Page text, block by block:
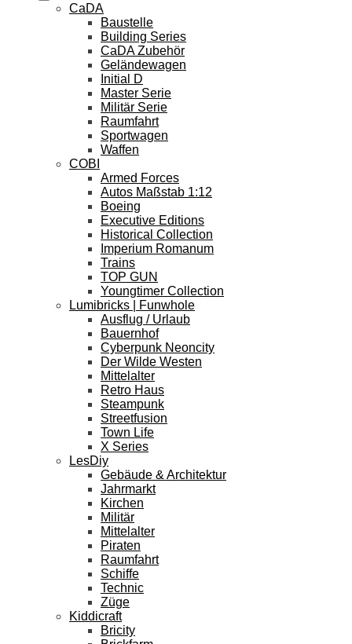
CaDA
Baustelle
Building Series
CaDA Zubehör
Geländewagen
Initial D
Master Serie
Militär Serie
Raumfahrt
Sportwagen
Waffen
COBI
Armed Forces
Autos Maßstab 1:12
Boeing
Executive Editions
Historical Collection
Imperium Romanum
Trains
TOP GUN
Youngtimer Collection
Lumibricks | Funwhole
Ausflug / Urlaub
Bauernhof
Cyberpunk Neoncity
Der Wilde Westen
Mittelalter
Retro Haus
Steampunk
Streetfusion
Town Life
X Series
LesDiy
Gebäude & Architektur
Jahrmarkt
Kirchen
Militär
Mittelalter
Piraten
Raumfahrt
Schiffe
Technic
Züge
Kiddicraft
Bricity